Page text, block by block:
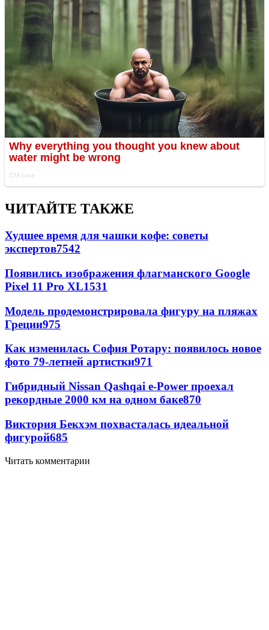
ЧИТАЙТЕ ТАКЖЕ
Худшее время для чашки кофе: советы
экспертов7542
Появились изображения флагманского Google
Pixel 11 Pro XL1531
Модель продемонстрировала фигуру на пляжах
Греции975
Как изменилась София Ротару: появилось новое
фото 79-летней артистки971
Гибридный Nissan Qashqai e-Power проехал
рекордные 2000 км на одном баке870
Виктория Бекхэм похвасталась идеальной
фигурой685
Читать комментарии